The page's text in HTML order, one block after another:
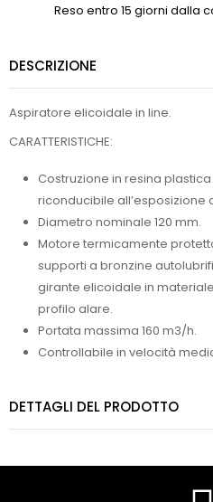
Reso entro 15 giorni dalla
DESCRIZIONE
Aspiratore elicoidale in line.
CARATTERISTICHE:
Costruzione in resina
riconducibile all’esposizione
Diametro nominale 120 mm.
Motore termicamente
supporti a bronzine
girante elicoidale in
profilo alare.
Portata massima 160 m3/h.
Controllabile in velocità
DETTAGLI DEL PRODOTTO